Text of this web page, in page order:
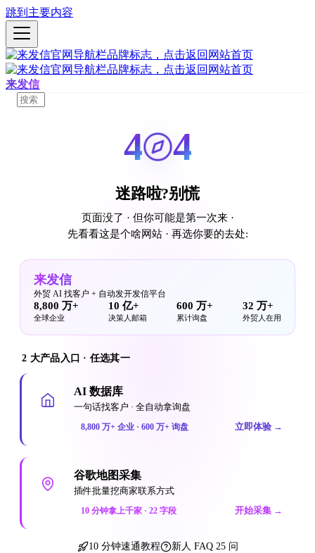
跳到主要内容
来发信
4 4
迷路啦?别慌
页面没了 · 但你可能是第一次来 ·
先看看这是个啥网站 · 再选你要的去处:
来发信
外贸 AI 找客户 + 自动发开发信平台
8,800 万+
全球企业
10 亿+
决策人邮箱
600 万+
累计询盘
32 万+
外贸人在用
2 大产品入口 · 任选其一
AI 数据库
一句话找客户 · 全自动拿询盘
8,800 万+ 企业 · 600 万+ 询盘 立即体验 →
谷歌地图采集
插件批量挖商家联系方式
10 分钟拿上千家 · 22 字段 开始采集 →
10 分钟速通教程 新人 FAQ 25 问